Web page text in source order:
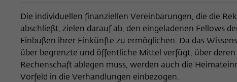
Die individuellen finanziellen Vereinbarungen, die die
abschließt, zielen darauf ab, den eingeladenen Fellows
Einbußen ihrer Einkünfte zu ermöglichen. Da das
über begrenzte und öffentliche Mittel verfügt, über
Rechenschaft ablegen muss, werden auch die
Vorfeld in die Verhandlungen einbezogen.